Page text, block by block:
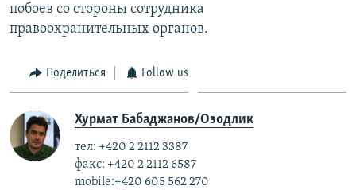
побоев со стороны сотрудника
правоохранительных органов.
Поделиться Follow us
Хурмат Бабаджанов/Озодлик
тел: +420 2 2112 3387
факс: +420 2 2112 6587
mobile:+420 605 562 270